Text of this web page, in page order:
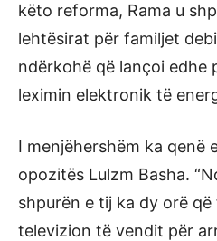
këto reforma, Rama u
lehtësirat për familjet
ndërkohë që lançoi edhe
leximin elektronik të
I menjëhershëm ka qenë
opozitës Lulzm Basha.
shpurën e tij ka dy orë
televizion të vendit për